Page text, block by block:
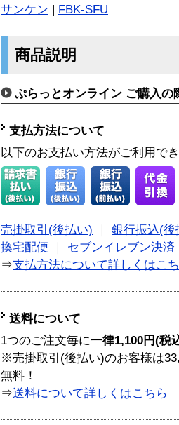
サンケン | FBK-SFU
商品説明
ぷらっとオンライン ご購入の
支払方法について
以下のお支払い方法がご利用で
売掛取引(後払い)
銀行振込(後
換宅配便
セブンイレブン決済
⇒支払方法について詳しくはこ
送料について
1つのご注文毎に一律1,100円(税
※売掛取引(後払い)のお客様は
無料！
⇒送料について詳しくはこちら